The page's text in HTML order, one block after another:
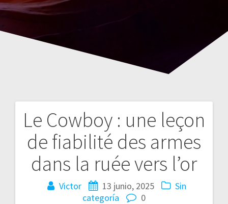
Le Cowboy : une leçon
de fiabilité des armes
dans la ruée vers l’or
Victor 13 junio, 2025
Sin
categoría
0
Navegación
de
entradas